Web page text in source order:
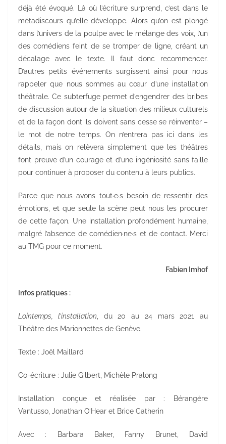
déjà été évoqué. Là où l’écriture surprend, c’est dans le
métadiscours qu’elle développe. Alors qu’on est plongé
dans l’univers de la poulpe avec le mélange des voix, l’un
des comédiens feint de se tromper de ligne, créant un
décalage avec le texte. Il faut donc recommencer.
D’autres petits événements surgissent ainsi pour nous
rappeler que nous sommes au cœur d’une installation
théâtrale. Ce subterfuge permet d’engendrer des bribes
de discussion autour de la situation des milieux culturels
et de la façon dont ils doivent sans cesse se réinventer –
le mot de notre temps. On n’entrera pas ici dans les
détails, mais on relèvera simplement que les théâtres
font preuve d’un courage et d’une ingéniosité sans faille
pour continuer à proposer du contenu à leurs publics.
Parce que nous avons tout·e·s besoin de ressentir des
émotions, et que seule la scène peut nous les procurer
de cette façon. Une installation profondément humaine,
malgré l’absence de comédien·ne·s et de contact. Merci
au TMG pour ce moment.
Fabien Imhof
Infos pratiques :
Lointemps, l’installation , du 20 au 24 mars 2021 au
Théâtre des Marionnettes de Genève.
Texte : Joël Maillard
Co-écriture : Julie Gilbert, Michèle Pralong
Installation conçue et réalisée par : Bérangère
Vantusso, Jonathan O’Hear et Brice Catherin
Avec : Barbara Baker, Fanny Brunet, David